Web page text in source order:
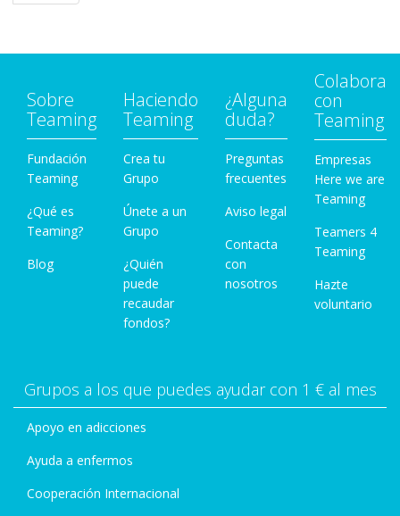
Sobre
Teaming
Fundación
Teaming
¿Qué es
Teaming?
Blog
Haciendo
Teaming
Crea tu
Grupo
Únete a un
Grupo
¿Quién
puede
recaudar
fondos?
¿Alguna
duda?
Preguntas
frecuentes
Aviso legal
Contacta
con
nosotros
Colabora
con
Teaming
Empresas
Here we are
Teaming
Teamers 4
Teaming
Hazte
voluntario
Grupos a los que puedes ayudar con 1 € al mes
Apoyo en adicciones
Ayuda a enfermos
Cooperación Internacional